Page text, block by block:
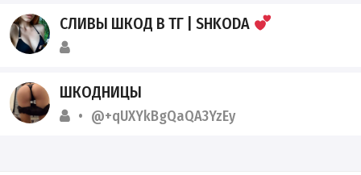
СЛИВЫ ШКОД В ТГ | SHKODA
ШКОДНИЦЫ
@+qUXYkBgQaQA3YzEy